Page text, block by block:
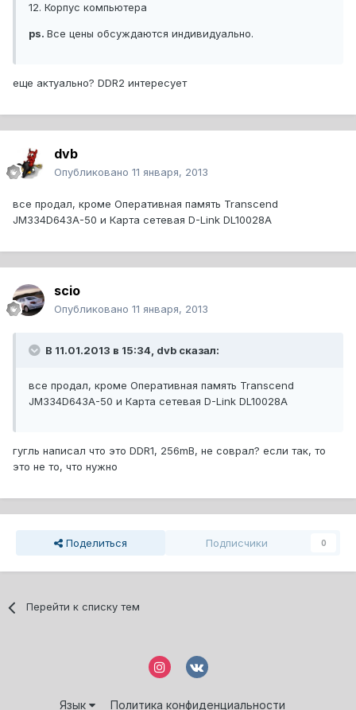
12. Корпус компьютера
ps. Все цены обсуждаются индивидуально.
еще актуально? DDR2 интересует
dvb
Опубликовано 11 января, 2013
все продал, кроме Оперативная память Transcend
JM334D643A-50 и Карта сетевая D-Link DL10028А
scio
Опубликовано 11 января, 2013
В 11.01.2013 в 15:34, dvb сказал:
все продал, кроме Оперативная память Transcend
JM334D643A-50 и Карта сетевая D-Link DL10028А
гугль написал что это DDR1, 256mB, не соврал? если так, то
это не то, что нужно
Поделиться Подписчики 0
Перейти к списку тем
Язык Политика конфиденциальности